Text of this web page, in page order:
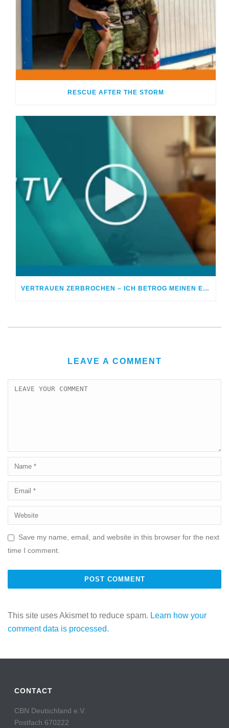
RESCUE AFTER THE STORM
VERTRAUEN ZERBROCHEN – ICH BETROG MEINEN EHEPARTNER
LEAVE A COMMENT
Save my name, email, and website in this browser for the next
time I comment.
This site uses Akismet to reduce spam. Learn how your
comment data is processed.
CONTACT
CBN Deutschland e.V.
Postfach 670222